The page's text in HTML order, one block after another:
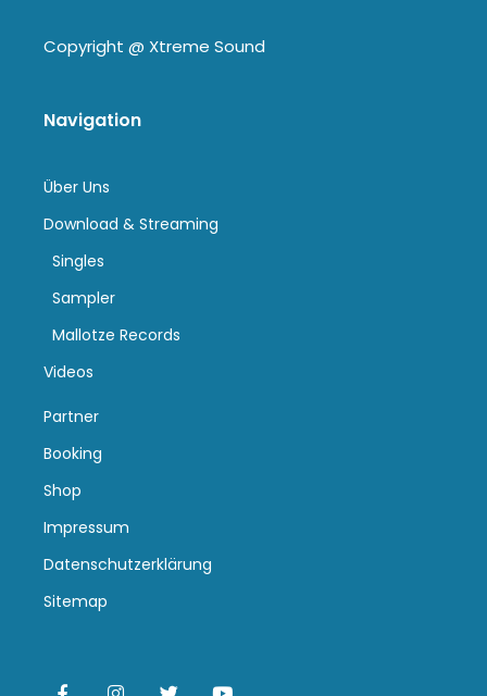
Copyright @ Xtreme Sound
Navigation
Über Uns
Download & Streaming
Singles
Sampler
Mallotze Records
Videos
Partner
Booking
Shop
Impressum
Datenschutzerklärung
Sitemap